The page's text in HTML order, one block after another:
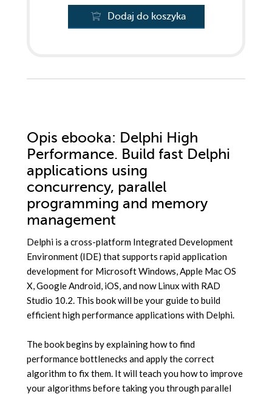
Dodaj do koszyka
Opis ebooka: Delphi High
Performance. Build fast Delphi
applications using
concurrency, parallel
programming and memory
management
Delphi is a cross-platform Integrated Development
Environment (IDE) that supports rapid application
development for Microsoft Windows, Apple Mac OS
X, Google Android, iOS, and now Linux with RAD
Studio 10.2. This book will be your guide to build
efficient high performance applications with Delphi.
The book begins by explaining how to find
performance bottlenecks and apply the correct
algorithm to fix them. It will teach you how to improve
your algorithms before taking you through parallel